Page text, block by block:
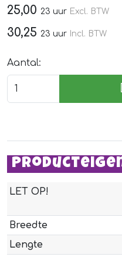
25,00 23 uur Excl. BTW
30,25 23 uur Incl. BTW
Aantal:
LET OP!
Breedte
Lengte